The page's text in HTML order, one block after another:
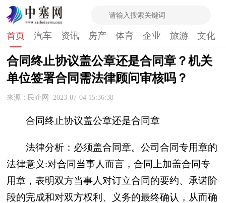
首页 汽车 资讯 房产 体育 企业 旅游 文化
合同终止协议盖公章还是合同章？机关
单位签署合同需法律顾问审核吗？
来源：民企网 2023-07-04 15:36:38
合同终止协议盖公章还是合同章
法律分析：必须盖合同章。公司合同专用章的
法律意义:对合同当事人而言，合同上加盖合同专
用章，表明双方当事人对订立合同的要约、承诺阶
段的完成和对双方权利、义务的最终确认，从而确